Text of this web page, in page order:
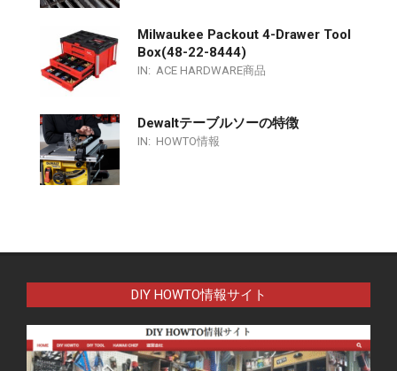
Milwaukee Packout 4-Drawer Tool
Box(48-22-8444)
IN: ACE HARDWARE商品
Dewaltテーブルソーの特徴
IN: HOWTO情報
DIY HOWTO情報サイト